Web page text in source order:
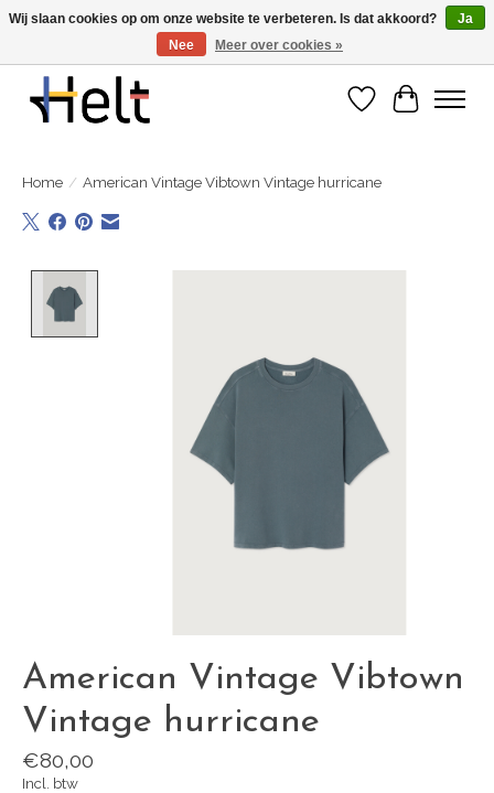
Ontdek de nieuwe collecties in store & online
Verlanglijst
Home / American Vintage Vibtown Vintage hurricane
American Vintage Vibtown
Vintage hurricane
€80,00
Incl. btw
Wij slaan cookies op om onze website te verbeteren. Is dat akkoord?
Ja
Nee
Meer over cookies »